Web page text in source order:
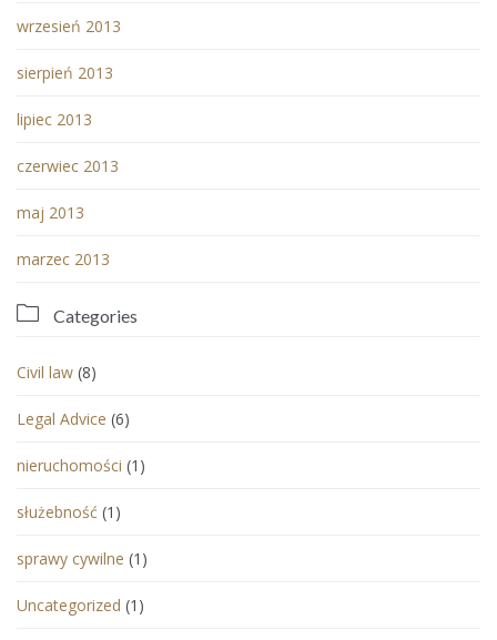
wrzesień 2013
sierpień 2013
lipiec 2013
czerwiec 2013
maj 2013
marzec 2013
 Categories
Civil law (8)
Legal Advice (6)
nieruchomości (1)
służebność (1)
sprawy cywilne (1)
Uncategorized (1)